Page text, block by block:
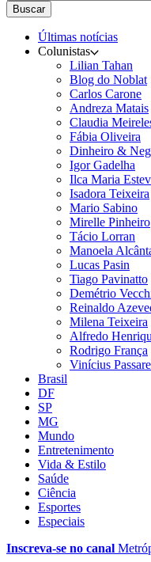
Buscar
Últimas notícias
Colunistas
Lilian Tahan
Blog do Noblat
Carlos Carone
Andreza Matais
Claudia
Fábia Oliveira
Dinheiro &
Igor Gadelha
Ilca Maria
Isadora Teixeira
Mario Sabino
Mirelle Pinheiro
Tácio Lorran
Manoela
Lucas Pasin
Tiago Pavinatto
Demétrio
Reinaldo
Milena Teixeira
Alfredo
Rodrigo França
Vinícius
Brasil
DF
SP
MG
Mundo
Entretenimento
Vida & Estilo
Saúde
Ciência
Esportes
Especiais
Inscreva-se no canal